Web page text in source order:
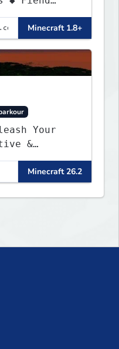
Minecraft 1.8+
Your
&
Minecraft 26.2